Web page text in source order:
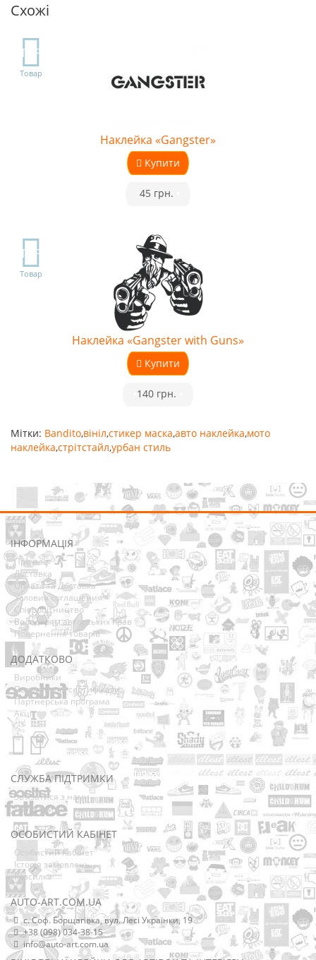
Схожі
TOP
Товар
Наклейка «Gangster»
Купити
45 грн.
TOP
Товар
Наклейка «Gangster with Guns»
Купити
140 грн.
Мітки: Bandito,вініл,стикер маска,авто наклейка,мото
наклейка,стрітстайл,урбан стиль
ІНФОРМАЦІЯ
Про нас
Доставка
Оплата та Доставка
Условия соглашения
Співробітництво
Володарям авторських прав
Повернення товарів
ДОДАТКОВО
Виробники
Подарункові сертифікати
Партнерська програма
Акції
СЛУЖБА ПІДТРИМКИ
Зв’язатися з нами
Мапа сайту
ОСОБИСТИЙ КАБІНЕТ
Особистий Кабінет
Історія замовлень
Розсилка
AUTO-ART.COM.UA
с. Соф. Борщагівка, вул. Лесі Українки, 19
+38 (098) 034-38-15
info@auto-art.com.ua